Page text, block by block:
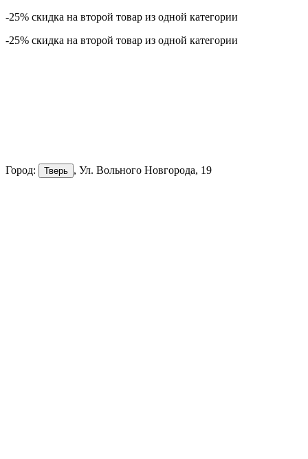
-25% скидка на второй товар из одной категории
-25% скидка на второй товар из одной категории
Город: Тверь , Ул. Вольного Новгорода, 19